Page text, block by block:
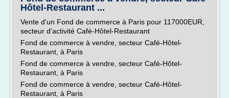
Hôtel-Restaurant ...
Vente d'un Fond de commerce à Paris pour 117000EUR,
secteur d'activité Café-Hôtel-Restaurant
Fond de commerce à vendre, secteur Café-Hôtel-
Restaurant, à Paris
Fond de commerce à vendre, secteur Café-Hôtel-
Restaurant, à Paris
Fond de commerce à vendre, secteur Café-Hôtel-
Restaurant, à Paris